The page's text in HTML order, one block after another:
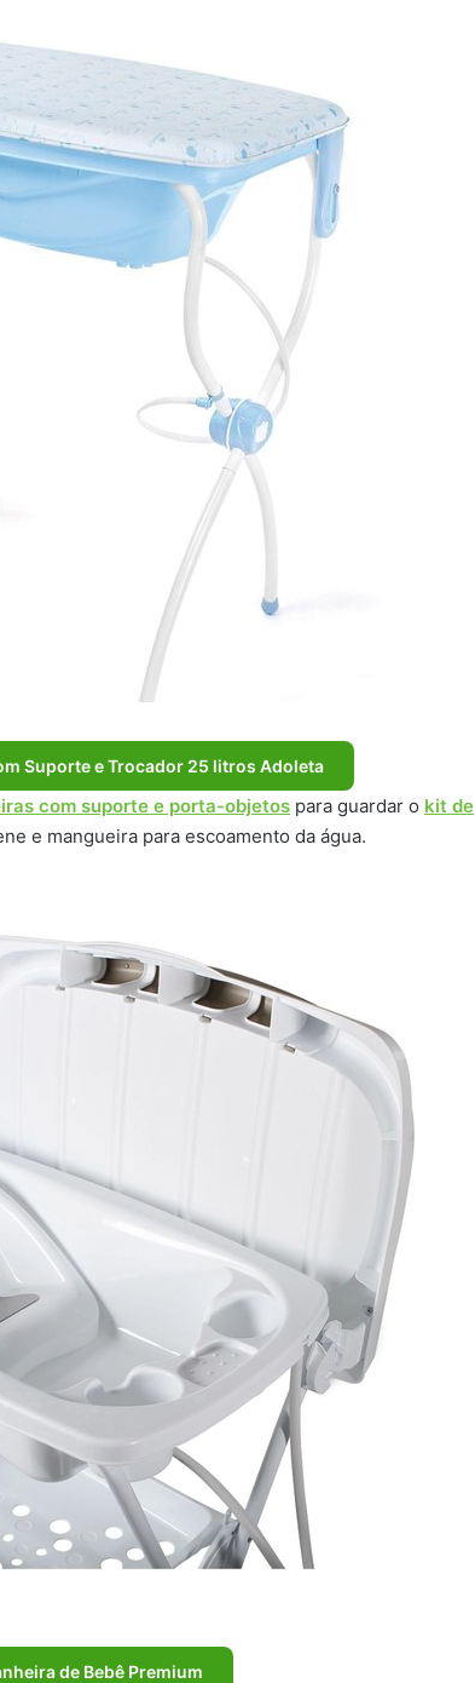
Suporte e Trocador 25 litros Adoleta
com suporte e porta-objetos para guardar o kit de
e mangueira para escoamento da água.
de Bebê Premium